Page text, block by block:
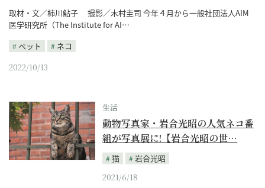
取材・文／柿川鮎子 撮影／木村圭司 今年４月から一般社団法人AIM
医学研究所（The Institute for AI…
ペット
ネコ
2022/10/13
生活
動物写真家・岩合光昭の人気ネコ番
組が写真展に!【岩合光昭の世…
猫
岩合光昭
2021/6/18